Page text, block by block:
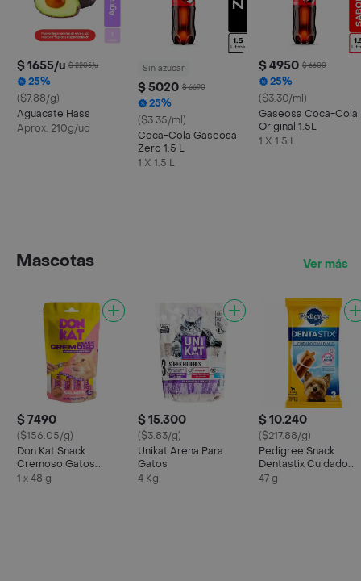
$ 1655/u $ 2205/u
25%
($7.88/g)
Aguacate Hass
Aprox. 210g/ud
Sin azúcar
$ 5020 $ 6690
25%
($3.35/ml)
Coca-Cola Gaseosa
Zero 1.5 L
1 X 1.5 L
$ 4950 $ 6600
25%
($3.30/ml)
Gaseosa Coca-Cola
Original 1.5L
1 X 1.5 L
Mascotas Ver más
$ 7490
($156.05/g)
Don Kat Snack
Cremoso Gatos
Salmón
1 x 48 g
$ 15.300
($3.83/g)
Unikat Arena Para
Gatos
4 Kg
$ 10.240
($217.88/g)
Pedigree Snack
Dentastix Cuidado
Oral para Perro Raza
47 g